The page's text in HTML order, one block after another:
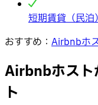
短期賃貸（民
おすすめ： Airbnbホ
Airbnbホスト
ト